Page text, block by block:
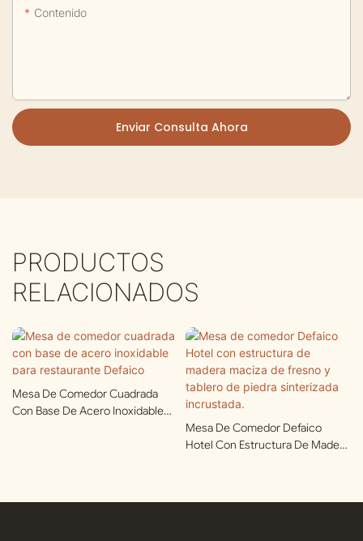
Contenido
Enviar Consulta Ahora
PRODUCTOS
RELACIONADOS
Mesa De Comedor Cuadrada
Con Base De Acero Inoxidable
Mesa De Comedor Defaico
Hotel Con Estructura De Madera